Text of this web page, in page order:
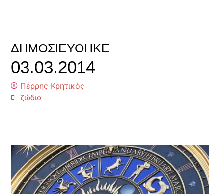
ΔΗΜΟΣΙΕΎΘΗΚΕ
03.03.2014
Πέρρης Κρητικός
ζώδια